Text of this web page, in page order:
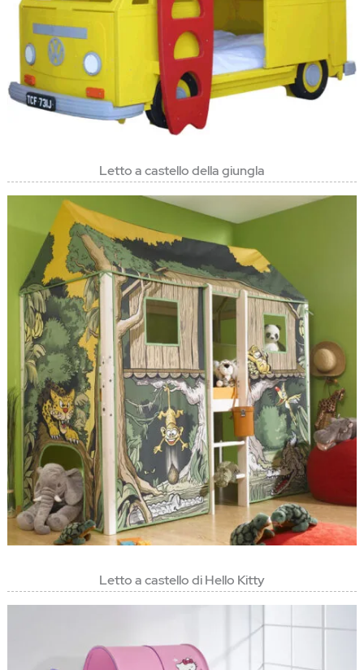
Letto a castello della giungla
Letto a castello di Hello Kitty